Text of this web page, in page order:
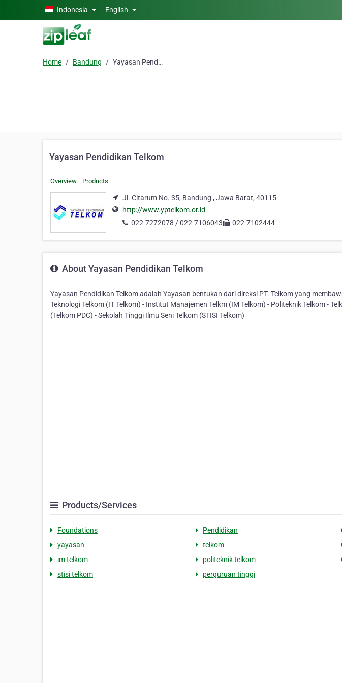
Skip to main contentIndonesia English
Home Bandung Yayasan Pendidikan Telkom
Yayasan Pendidikan Telkom
Overview Products
Jl. Citarum No. 35, Bandung , Jawa Barat, 40115
http://www.yptelkom.or.id
022-7272078 / 022-7106043
022-7102444
About Yayasan Pendidikan Telkom
Yayasan Pendidikan Telkom adalah Yayasan bentukan dari direksi PT. Telkom yang
Teknologi Telkom (IT Telkom) - Institut Manajemen Telkm (IM Telkom) - Politeknik Telkom -
(Telkom PDC) - Sekolah Tinggi Ilmu Seni Telkom (STISI Telkom)
Products/Services
Foundations Pendidikan
yayasan
telkom
im telkom
politeknik telkom
stisi telkom
perguruan tinggi